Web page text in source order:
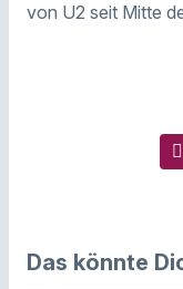
von U2 seit Mitte
Das könnte